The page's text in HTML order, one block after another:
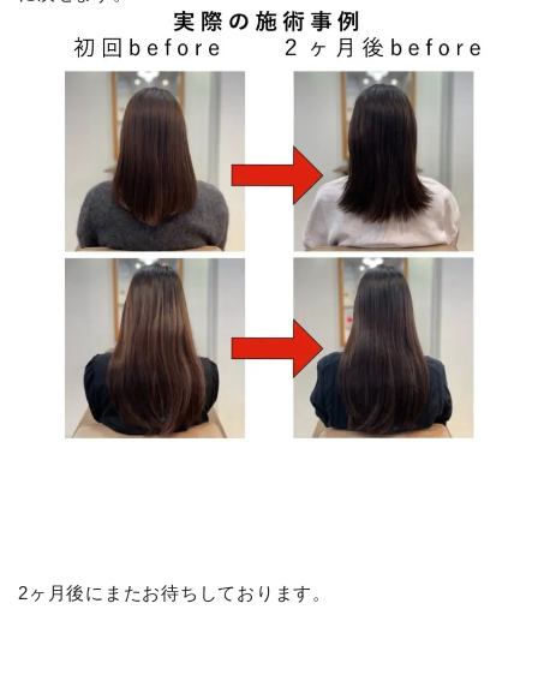
2ヶ月後にまたお待ちしております。